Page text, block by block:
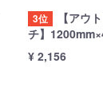
3位
【アウ
チ】
¥ 2,156